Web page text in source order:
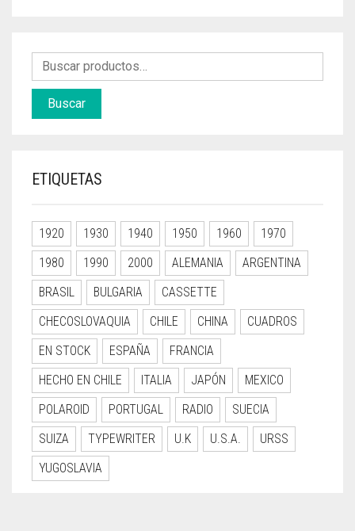
Buscar
ETIQUETAS
1920 1930 1940 1950 1960
1970
1980
1990 2000 ALEMANIA
ARGENTINA
BRASIL
BULGARIA
CASSETTE
CHECOSLOVAQUIA
CHILE CHINA
CUADROS
EN STOCK
ESPAÑA
FRANCIA
HECHO EN CHILE
ITALIA JAPÓN
MEXICO
POLAROID
PORTUGAL RADIO
SUECIA
SUIZA
TYPEWRITER U.K U.S.A.
URSS
YUGOSLAVIA